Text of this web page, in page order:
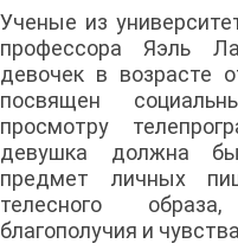
Ученые из
профессора Яэль
девочек в возрасте
посвящен
просмотру
девушка должна
предмет личных
телесного
благополучия и